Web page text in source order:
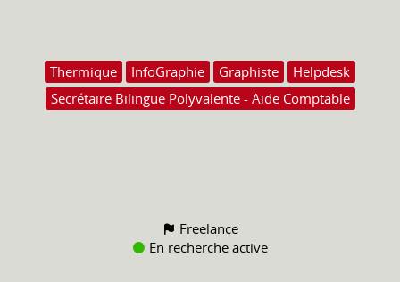
Thermique InfoGraphie Graphiste
Helpdesk
Secrétaire Bilingue Polyvalente - Aide Comptable
Freelance
En recherche active